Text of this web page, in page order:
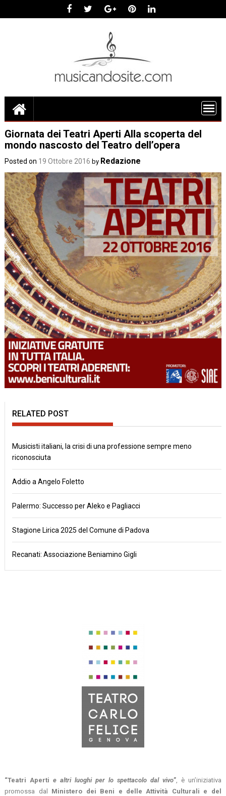
Giornata dei Teatri Aperti Alla scoperta del
mondo nascosto del Teatro dell’opera
Posted on 19 Ottobre 2016 by Redazione
RELATED POST
Musicisti italiani, la crisi di una professione sempre meno
riconosciuta
Addio a Angelo Foletto
Palermo: Successo per Aleko e Pagliacci
Stagione Lirica 2025 del Comune di Padova
Recanati: Associazione Beniamino Gigli
“Teatri Apertie altri luoghi per lo spettacolo dal vivo”, è un’iniziativa
promossa dal Ministero dei Beni e delle Attività Culturali e del